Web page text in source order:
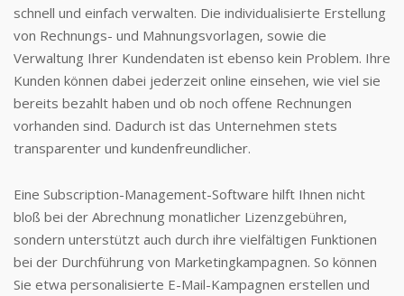
schnell und einfach verwalten. Die individualisierte Erstellung
von Rechnungs- und Mahnungsvorlagen, sowie die
Verwaltung Ihrer Kundendaten ist ebenso kein Problem. Ihre
Kunden können dabei jederzeit online einsehen, wie viel sie
bereits bezahlt haben und ob noch offene Rechnungen
vorhanden sind. Dadurch ist das Unternehmen stets
transparenter und kundenfreundlicher.
Eine Subscription-Management-Software hilft Ihnen nicht
bloß bei der Abrechnung monatlicher Lizenzgebühren,
sondern unterstützt auch durch ihre vielfältigen Funktionen
bei der Durchführung von Marketingkampagnen. So können
Sie etwa personalisierte E-Mail-Kampagnen erstellen und